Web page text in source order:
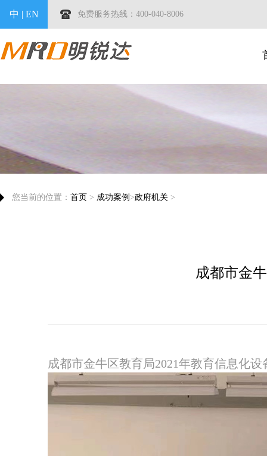
中 | EN 免费服务热线：400-040-8006
您当前的位置： 首页 > 成功案例 >政府机关 >
成都市金
成都市金牛区教育局2021年教育信息化